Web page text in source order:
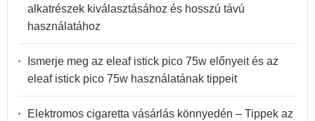
alkatrészek kiválasztásához és hosszú távú
használatához
Ismerje meg az eleaf istick pico 75w előnyeit és az
eleaf istick pico 75w használatának tippeit
Elektromos cigaretta vásárlás könnyedén – Tippek az